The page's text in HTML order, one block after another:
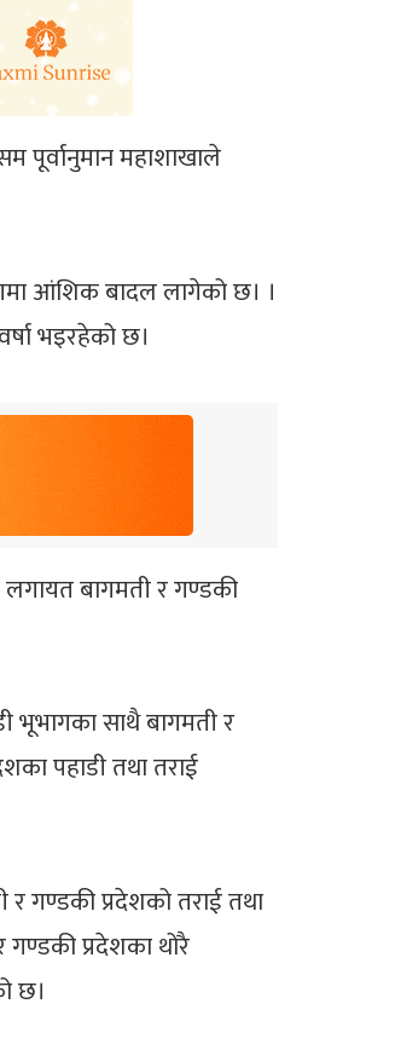
पूर्वानुमान महाशाखाले
आंशिक बादल लागेको छ। ।
भइरहेको छ।
बागमती र गण्डकी
भूभागका साथै बागमती र
पहाडी तथा तराई
गण्डकी प्रदेशको तराई तथा
प्रदेशका थोरै
छ।